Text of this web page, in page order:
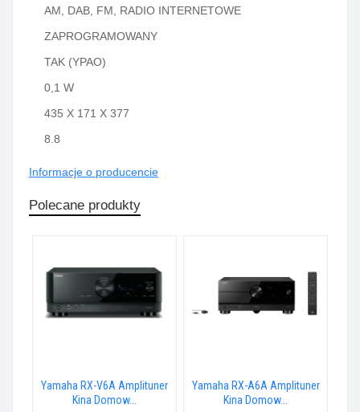
AM, DAB, FM, RADIO INTERNETOWE
ZAPROGRAMOWANY
TAK (YPAO)
0,1 W
435 X 171 X 377
8.8
Informacje o producencie
Polecane produkty
Yamaha RX-V6A Amplituner
Kina Domow...
Yamaha RX-A6A Amplituner
Kina Domow...